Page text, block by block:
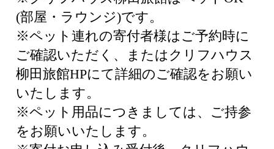
(部屋・ラウンジ)です。
※ペット連れの寄付者様はご予約時に
ご確認いただく、またはクリフハウス
柳田旅館HPにて詳細のご確認をお願い
いたします。
※ペット用品につきましては、ご持参
をお願いいたします。